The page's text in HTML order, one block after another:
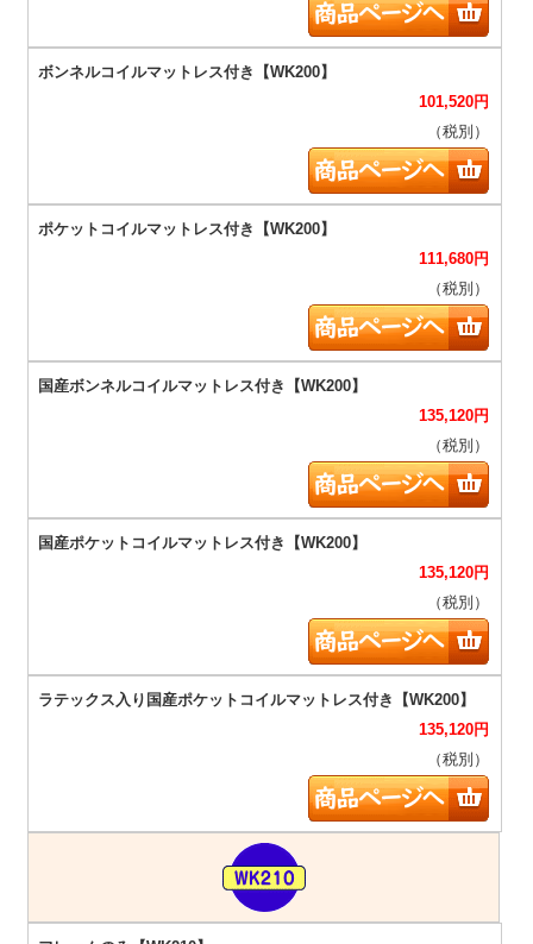
101,520円
（税別）
111,680円
（税別）
135,120円
（税別）
135,120円
（税別）
135,120円
（税別）